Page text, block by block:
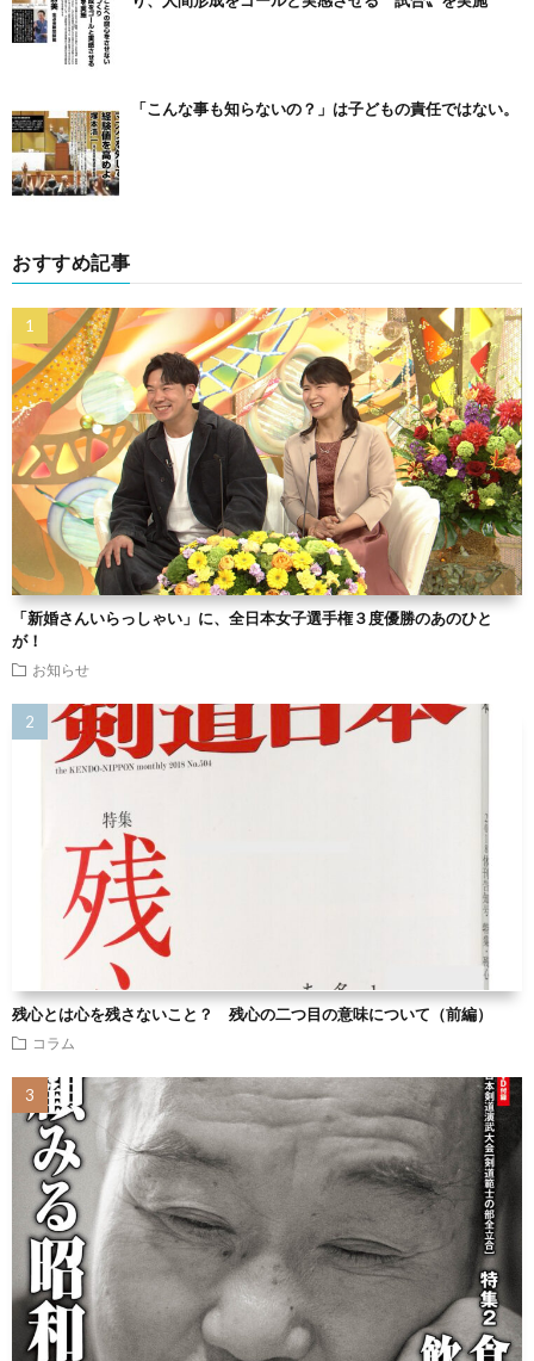
「こんな事も知らないの？」は子どもの責任ではない。
おすすめ記事
「新婚さんいらっしゃい」に、全日本女子選手権３度優勝のあのひと
が！
お知らせ
残心とは心を残さないこと？ 残心の二つ目の意味について（前編）
コラム